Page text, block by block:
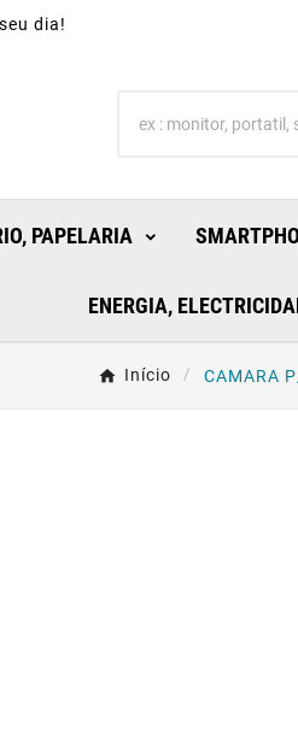
dia!
PAPELARIA
ENERGIA,
Início CAMARA